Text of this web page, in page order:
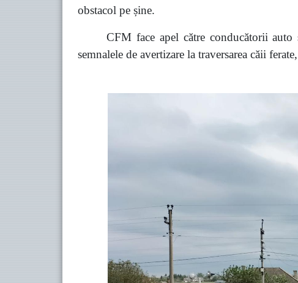
obstacol pe șine.
CFM face apel către conducătorii
semnalele de avertizare la traversarea căii